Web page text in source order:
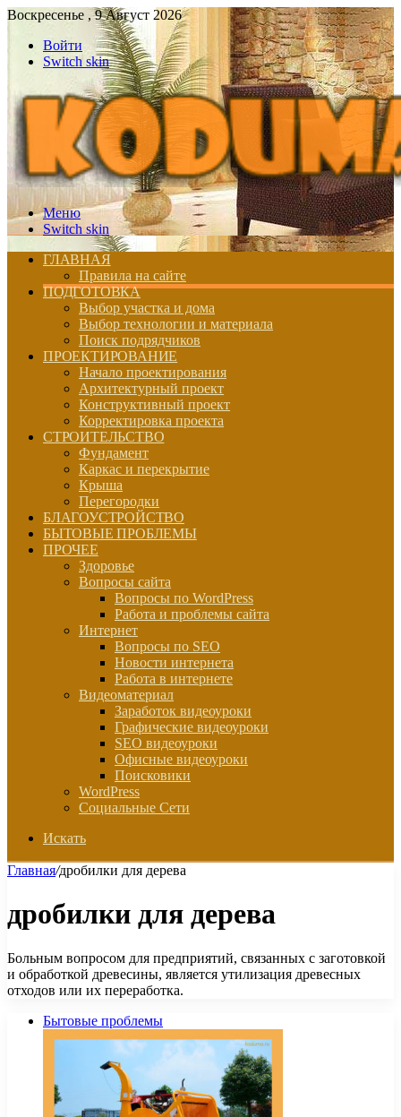
Воскресенье , 9 Август 2026
Войти
Switch skin
Меню
Switch skin
ГЛАВНАЯ
Правила на сайте
ПОДГОТОВКА
Выбор участка и дома
Выбор технологии и материала
Поиск подрядчиков
ПРОЕКТИРОВАНИЕ
Начало проектирования
Архитектурный проект
Конструктивный проект
Корректировка проекта
СТРОИТЕЛЬСТВО
Фундамент
Каркас и перекрытие
Крыша
Перегородки
БЛАГОУСТРОЙСТВО
БЫТОВЫЕ ПРОБЛЕМЫ
ПРОЧЕЕ
Здоровье
Вопросы сайта
Вопросы по WordPress
Работа и проблемы сайта
Интернет
Вопросы по SEO
Новости интернета
Работа в интернете
Видеоматериал
Заработок видеоуроки
Графические видеоуроки
SEO видеоуроки
Офисные видеоуроки
Поисковики
WordPress
Социальные Сети
Искать
Главная/дробилки для дерева
дробилки для дерева
Больным вопросом для предприятий, связанных с заготовкой
и обработкой древесины, является утилизация древесных
отходов или их переработка.
Бытовые проблемы